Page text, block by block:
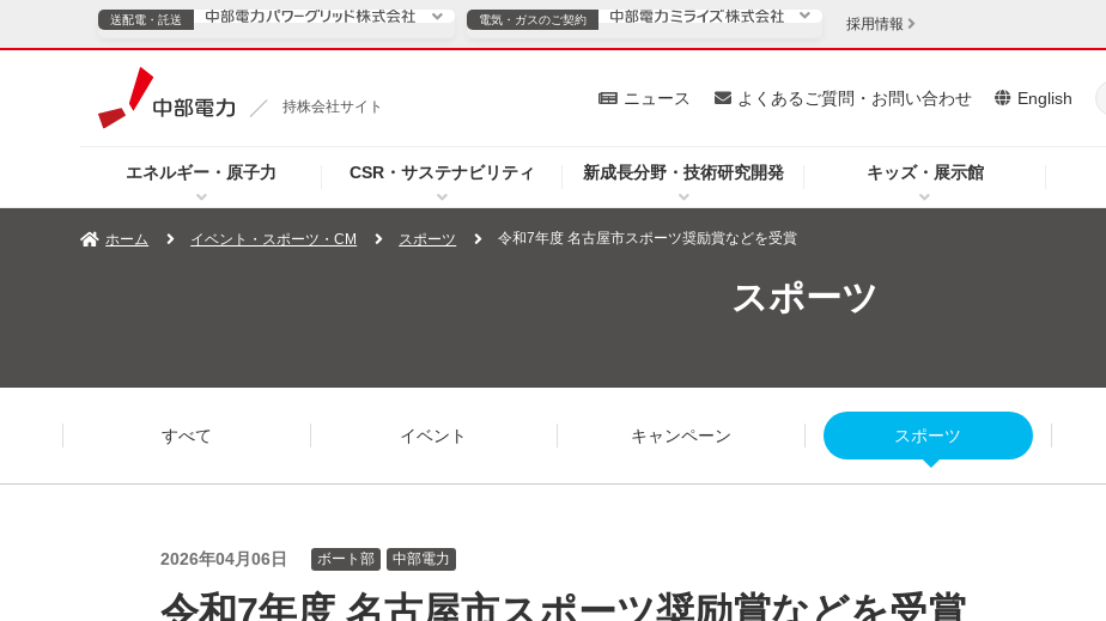
持株会社サイト
エネルギー・原子力 CSR・サステナビリティ 新成長分野・技術研究開発 キッズ・展示館
ニュース よくあるご質問・お問い合わせ English
送配電・託送
TOPページへ ご案内 安定供給
企業情報
よくあるご質問・お問い合わせ
電気・ガスのご契約
電気・ガスのご契約
TOPページへ 個人のお客さま 法人のお客さま
プレスリリース （新しいウィンドウを開きます）
お知らせ （新しいウィンドウを開きます）
よくあるご質問・お問い合わせ （新しいウィンドウを開きます）
採用情報
ホーム イベント・スポーツ・CM スポーツ 令和7年度 名古屋市スポーツ奨励賞などを受賞
スポーツ
すべて イベント キャンペーン スポーツ
2026年04月06日 ボート部 中部電力
令和7年度 名古屋市スポーツ奨励賞などを受賞